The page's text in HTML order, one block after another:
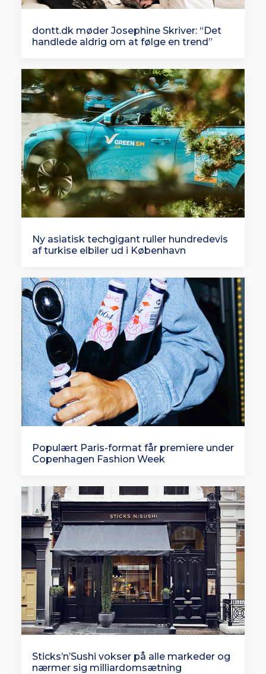
dontt.dk møder Josephine Skriver: “Det
handlede aldrig om at følge en trend”
Ny asiatisk techgigant ruller hundredevis
af turkise elbiler ud i København
Populært Paris-format får premiere under
Copenhagen Fashion Week
Sticks’n’Sushi vokser på alle markeder og
nærmer sig milliardomsætning